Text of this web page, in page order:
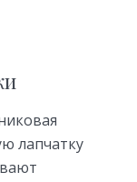
лапчатку